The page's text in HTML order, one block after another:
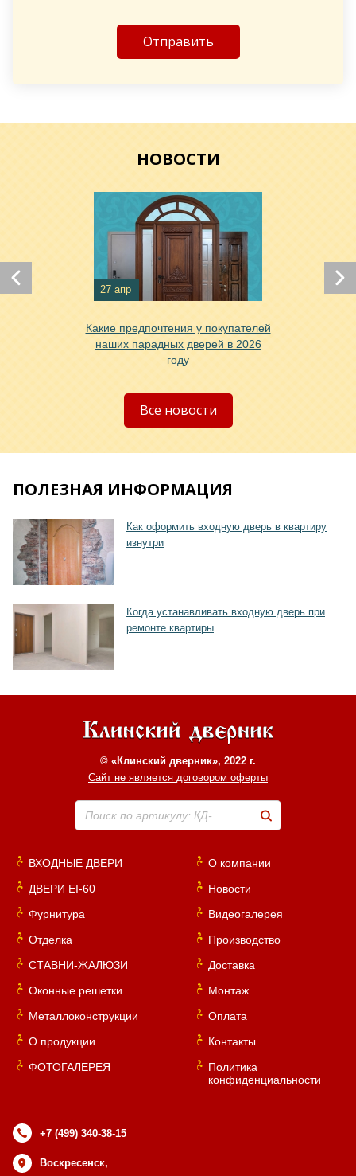
Хочу такую
Хочу такую
НОВОСТИ
27 апр
Какие предпочтения у покупателей
наших парадных дверей в 2026
году
Все новости
ПОЛЕЗНАЯ ИНФОРМАЦИЯ
Как оформить входную дверь в квартиру
изнутри
Когда устанавливать входную дверь при
ремонте квартиры
© «Клинский дверник», 2022 г.
Сайт не является договором оферты
Поиск по артикулу: КД-
ВХОДНЫЕ ДВЕРИ
ДВЕРИ EI-60
Фурнитура
Отделка
СТАВНИ-ЖАЛЮЗИ
Оконные решетки
Металлоконструкции
О продукции
ФОТОГАЛЕРЕЯ
О компании
Новости
Видеогалерея
Производство
Доставка
Монтаж
Оплата
Контакты
Политика
конфиденциальности
+7 (499) 340-38-15
Воскресенск,